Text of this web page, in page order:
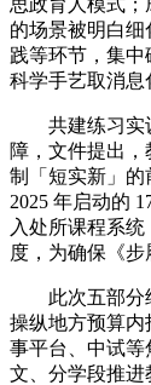
的场景被明白
践等环节，集
科学手艺取消息
共建练习实训
障，文件提出
制「短实新」的
2025 年启动的
入处所课程系
度，为确保《步
此次五部分结
操纵地方预算
事平台、中试等
文、分学段推进